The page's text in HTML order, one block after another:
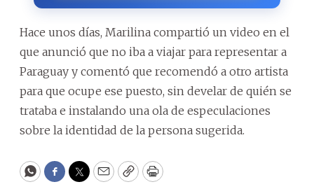
Hace unos días, Marilina compartió un video en el
que anunció que no iba a viajar para representar a
Paraguay y comentó que recomendó a otro artista
para que ocupe ese puesto, sin develar de quién se
trataba e instalando una ola de especulaciones
sobre la identidad de la persona sugerida.
WhatsApp
Facebook
Twitter
EmailCopyPrint